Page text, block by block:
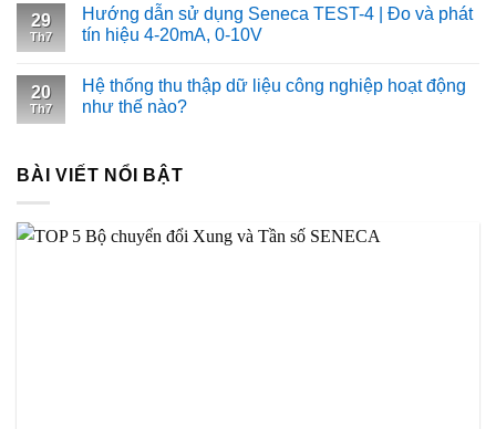
29
Th7
Hướng dẫn sử dụng Seneca TEST-4 | Đo và phát
tín hiệu 4-20mA, 0-10V
20
Th7
Hệ thống thu thập dữ liệu công nghiệp hoạt động
như thế nào?
BÀI VIẾT NỔI BẬT